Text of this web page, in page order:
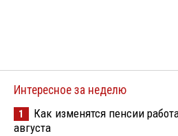
Интересное за неделю
1
Как изменятся пенсии
августа